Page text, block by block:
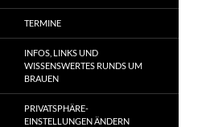
TERMINE
INFOS, LINKS UND
WISSENSWERTES RUNDS UM
BRAUEN
PRIVATSPHÄRE-
EINSTELLUNGEN ÄNDERN